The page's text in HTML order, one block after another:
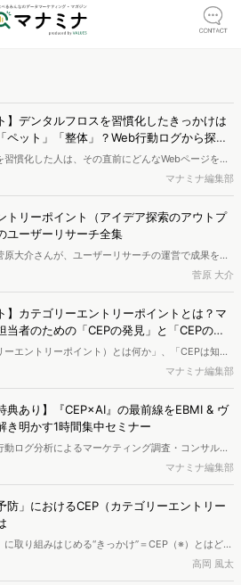
】デンタルフロスを習慣化したきっかけは
ペット」「整体」？Web行動ログから探る1
習慣化した人は、その直前にどんなWebページを見
健康意識が高まったから」「歯医者で勧められたか
のきっかけを尋ねると、こうした"もっともらしい理
が、本当のきっかけは本人すら自覚していないのか
ァリューズでは、デンタルフロスを習慣化した人の
析し、「カテゴリーエントリーポイント（CEP）」
興味・行動を導き出しました。浮かび上がってきた
「ペットの飼育」「整体通い」など、一見無関係に
その一部をご紹介します。※本レポートは記事のフ
ダウンロードできます。
マナミナ編集部
トリーポイント（アイデア探索のアウトプ
ユーザーリサーチ全集
原大介さんが、ユーザーリサーチの運営で成果を上
について解説する「現場のユーザーリサーチ全
ゴリーエントリーポイント（アイデア探索のアウト
寄稿いただきました。※本記事は菅原さんの書籍
チのすべて』（マイナビ出版）と連動した内容を掲
菅原 大介
】カテゴリーエントリーポイントとは？マ
当者のための「CEPの発見」と「CEPの活
ーエントリーポイント）とは何か」、「CEPは知っ
うに活用したらいいのかわからない」というマーケ
必見。本資料では、CEPの基本知識から、CEPを発
はどのような手法や考え方で取り組むべきかなど、
事例を元に解説します。自社CEP発見のための具体
ンタビュー設計・アンケート設計にどのように繋が
像も知ることができる内容となっています。※本資
ォームから無料でダウンロードいただけます。
マナミナ編集部
典あり】『CEP×AI』の最前線をEBMI & ヴ
き明かす1時間集中セミナー
動ログ分析によるマーケティング調査・コンサルテ
提供する株式会社ヴァリューズと一般社団法人日本
トマーケティング研究機構（以下「EBMI」）は、生
ントリーポイント（CEP）の最新動向と実務的な
紹介する無料オンラインセミナーを2025年5月26日
マナミナ編集部
防」におけるCEP（カテゴリーエントリー
取り組みはじめる“きっかけ”＝CEP（※）とはどの
うか？少し不調が出始めていたり健康診断の結果が
予防に取り組まなきゃ」と思っていても、なかなか
高岡 風太